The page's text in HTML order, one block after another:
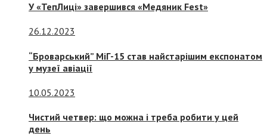
У «ТепЛиці» завершився «Медяник Fest»
26.12.2023
“Броварський” МіГ-15 став найстарішим експонатом
у музеї авіації
10.05.2023
Чистий четвер: що можна і треба робити у цей
день